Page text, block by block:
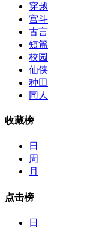
穿越
宫斗
古言
短篇
校园
仙侠
种田
同人
收藏榜
日
周
月
点击榜
日